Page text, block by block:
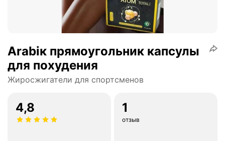
Arabiк прямоугольник капсулы
для похудения
Жиросжигатели для спортсменов
4,8 1
отзыв